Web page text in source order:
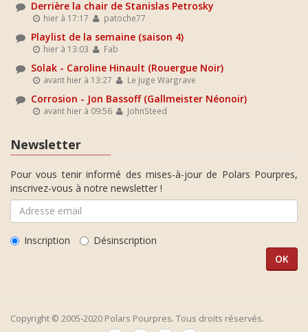
Derrière la chair de Stanislas Petrosky
hier à 17:17 patoche77
Playlist de la semaine (saison 4)
hier à 13:03 Fab
Solak - Caroline Hinault (Rouergue Noir)
avant hier à 13:27 Le Juge Wargrave
Corrosion - Jon Bassoff (Gallmeister Néonoir)
avant hier à 09:56 JohnSteed
Newsletter
Pour vous tenir informé des mises-à-jour de Polars Pourpres,
inscrivez-vous à notre newsletter !
Inscription Désinscription
Copyright © 2005-2020 Polars Pourpres. Tous droits réservés.